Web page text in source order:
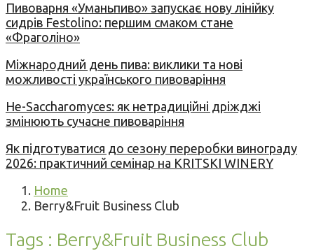
Пивоварня «Уманьпиво» запускає нову лінійку
сидрів Festolino: першим смаком стане
«Фраголіно»
Міжнародний день пива: виклики та нові
можливості українського пивоваріння
Не-Saccharomyces: як нетрадиційні дріжджі
змінюють сучасне пивоваріння
Як підготуватися до сезону переробки винограду
2026: практичний семінар на KRITSKI WINERY
Home
Berry&Fruit Business Club
Tags : Berry&Fruit Business Club